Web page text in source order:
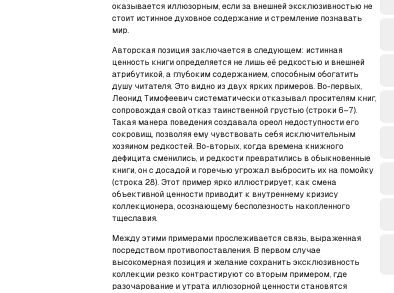
оказывается иллюзорным, если за внешней эксклюзивностью не
стоит истинное духовное содержание и стремление познавать
мир.
Авторская позиция заключается в следующем: истинная
ценность книги определяется не лишь её редкостью и внешней
атрибутикой, а глубоким содержанием, способным обогатить
душу читателя. Это видно из двух ярких примеров. Во-первых,
Леонид Тимофеевич систематически отказывал просителям книг,
сопровождая свой отказ таинственной грустью (строки 6–7).
Такая манера поведения создавала ореол недоступности его
сокровищ, позволяя ему чувствовать себя исключительным
хозяином редкостей. Во-вторых, когда времена книжного
дефицита сменились, и редкости превратились в обыкновенные
книги, он с досадой и горечью угрожал выбросить их на помойку
(строка 28). Этот пример ярко иллюстрирует, как смена
объективной ценности приводит к внутреннему кризису
коллекционера, осознающему бесполезность накопленного
тщеславия.
Между этими примерами прослеживается связь, выраженная
посредством противопоставления. В первом случае
высокомерная позиция и желание сохранить эксклюзивность
коллекции резко контрастируют со вторым примером, где
разочарование и утрата иллюзорной ценности становятся